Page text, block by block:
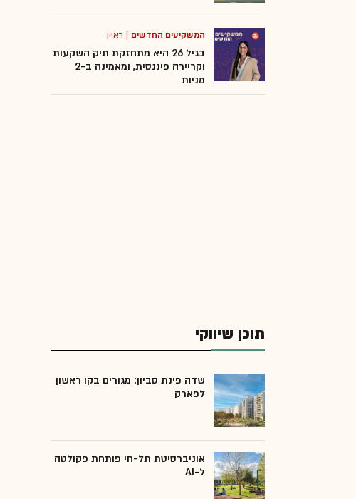
המשקיעים החדשים | ראיון
בגיל 26 היא מתחזקת תיק השקעות
וקריירה פיננסית, ומאמינה ב-2
מניות
תוכן שיווקי
שדה פינת סביון: מגורים בקו ראשון
לפארק
אוניברסיטת תל-חי פותחת פקולטה
ל-AI